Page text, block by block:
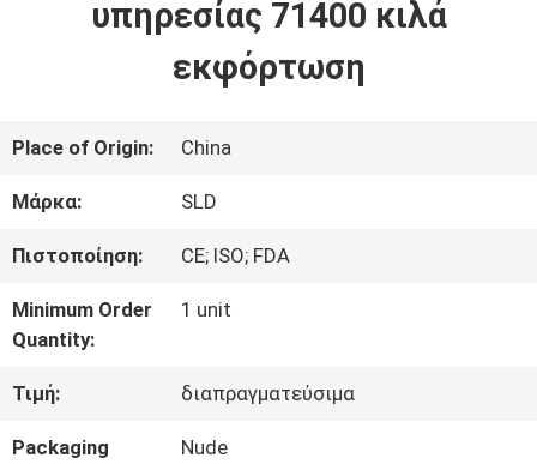
ΕΜΕΊΣ
ΓΎΡΟΣ
ΕΡΓΟΣΤΑΣΊΩΝ
ΈΛΕΓΧΟΣ
υπηρεσίας 71400 κιλά
εκφόρτωση
Place of Origin: China
Μάρκα: SLD
Πιστοποίηση: CE; ISO; FDA
Minimum Order
Quantity:
1 unit
Τιμή: διαπραγματεύσιμα
Packaging
Nude